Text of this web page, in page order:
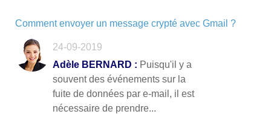
Comment envoyer un message crypté avec Gmail ?
24-09-2019
Adèle BERNARD : Puisqu'il y a
souvent des événements sur la
fuite de données par e-mail, il est
nécessaire de prendre...